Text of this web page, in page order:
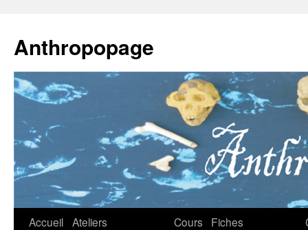
Anthropopage
Aller
Accueil Ateliers
Cours
Fiches